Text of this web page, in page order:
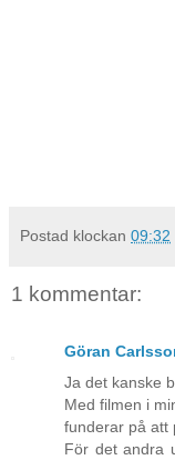
Postad klockan 09:32
1 kommentar:
Göran
Ja det kanske
Med filmen i
funderar på att
För det andra